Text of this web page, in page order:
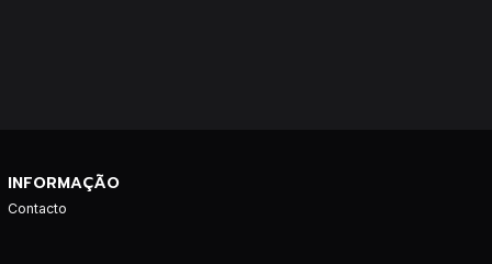
INFORMAÇÃO
Contacto